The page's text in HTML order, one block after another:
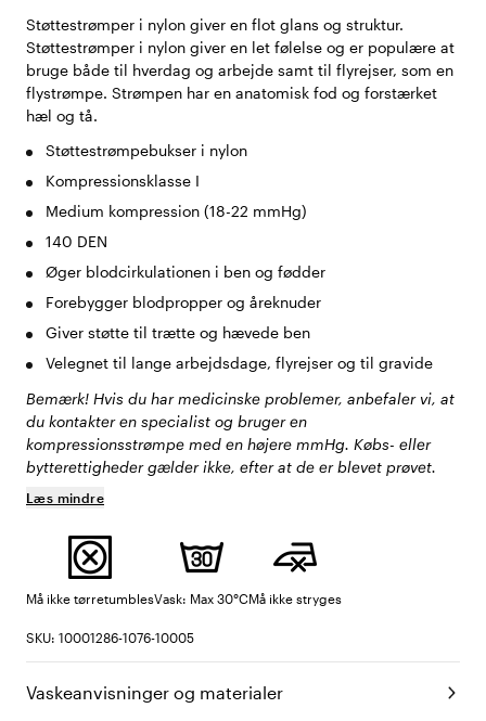
Støttestrømper i nylon giver en flot glans og struktur.
Støttestrømper i nylon giver en let følelse og er populære at
bruge både til hverdag og arbejde samt til flyrejser, som en
flystrømpe. Strømpen har en anatomisk fod og forstærket
hæl og tå.
Støttestrømpebukser i nylon
Kompressionsklasse I
Medium kompression (18-22 mmHg)
140 DEN
Øger blodcirkulationen i ben og fødder
Forebygger blodpropper og åreknuder
Giver støtte til trætte og hævede ben
Velegnet til lange arbejdsdage, flyrejser og til gravide
Bemærk! Hvis du har medicinske problemer, anbefaler vi, at
du kontakter en specialist og bruger en
kompressionsstrømpe med en højere mmHg. Købs- eller
bytterettigheder gælder ikke, efter at de er blevet prøvet.
Læs mindre
Må ikke tørretumblesVask: Max 30°CMå ikke stryges
SKU: 10001286-1076-10005
Vaskeanvisninger og materialer